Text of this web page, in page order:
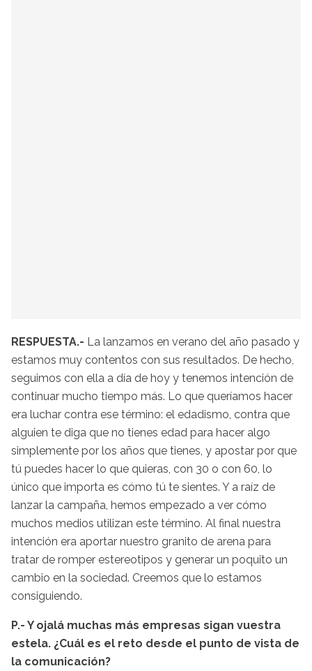
RESPUESTA.- La lanzamos en verano del año pasado y
estamos muy contentos con sus resultados. De hecho,
seguimos con ella a día de hoy y tenemos intención de
continuar mucho tiempo más. Lo que queríamos hacer
era luchar contra ese término: el edadismo, contra que
alguien te diga que no tienes edad para hacer algo
simplemente por los años que tienes, y apostar por que
tú puedes hacer lo que quieras, con 30 o con 60, lo
único que importa es cómo tú te sientes. Y a raíz de
lanzar la campaña, hemos empezado a ver cómo
muchos medios utilizan este término. Al final nuestra
intención era aportar nuestro granito de arena para
tratar de romper estereotipos y generar un poquito un
cambio en la sociedad. Creemos que lo estamos
consiguiendo.
P.- Y ojalá muchas más empresas sigan vuestra
estela. ¿Cuál es el reto desde el punto de vista de
la comunicación?